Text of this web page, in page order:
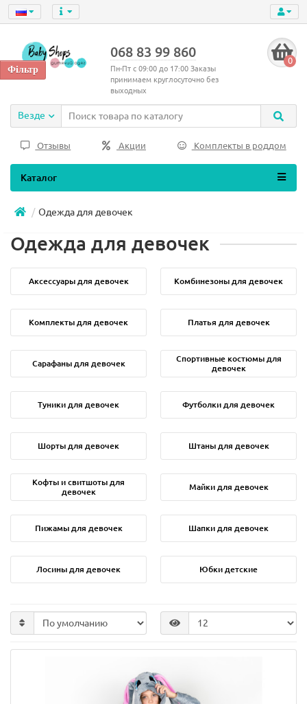
068 83 99 860
Пн-Пт с 09:00 до 17:00 Заказы
принимаем круглосуточно без
выходных
0
Везде
Отзывы Акции Комплекты в роддом
Каталог
Одежда для девочек
Одежда для девочек
Аксессуары для девочек Комбинезоны для девочек
Комплекты для девочек Платья для девочек
Сарафаны для девочек
Спортивные костюмы для
девочек
Туники для девочек Футболки для девочек
Шорты для девочек Штаны для девочек
Кофты и свитшоты для
девочек
Майки для девочек
Пижамы для девочек Шапки для девочек
Лосины для девочек Юбки детские